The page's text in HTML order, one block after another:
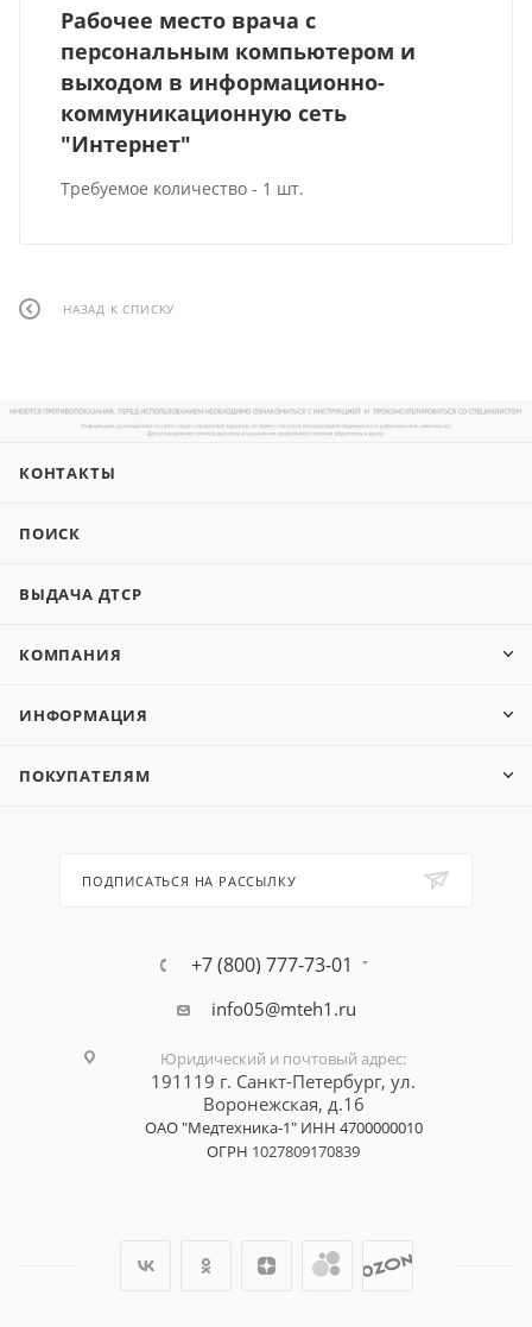
Рабочее место врача с
персональным компьютером и
выходом в информационно-
коммуникационную сеть
"Интернет"
Требуемое количество - 1 шт.
НАЗАД К СПИСКУ
КОНТАКТЫ
ПОИСК
ВЫДАЧА ДТСР
КОМПАНИЯ
ИНФОРМАЦИЯ
ПОКУПАТЕЛЯМ
ПОДПИСАТЬСЯ НА РАССЫЛКУ
+7 (800) 777-73-01
info05@mteh1.ru
Юридический и почтовый адрес:
191119 г. Санкт-Петербург, ул.
Воронежская, д.16
ОАО "Медтехника-1" ИНН 4700000010
ОГРН 1027809170839